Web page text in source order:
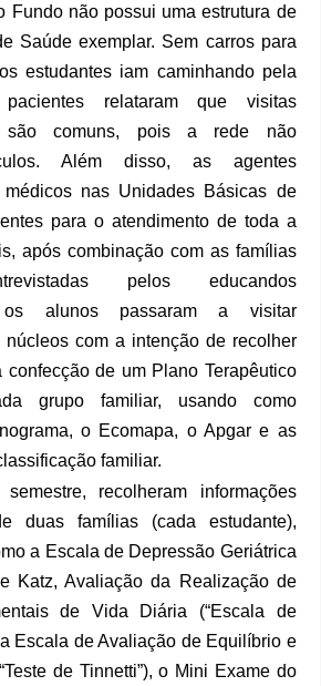
Fundo não possui uma estrutura de
Saúde exemplar. Sem carros para
estudantes iam caminhando pela
relataram que visitas
são comuns, pois a rede não
Além disso, as agentes
nas Unidades Básicas de
para o atendimento de toda a
após combinação com as famílias
pelos educandos
os alunos passaram a visitar
núcleos com a intenção de recolher
confecção de um Plano Terapêutico
grupo familiar, usando como
o Ecomapa, o Apgar e as
familiar.
recolheram informações
duas famílias (cada estudante),
a Escala de Depressão Geriátrica
Katz,Avaliação da Realização de
de Vida Diária (“Escala de
Escala de Avaliação de Equilíbrio e
de Tinnetti”), o Mini Exame do